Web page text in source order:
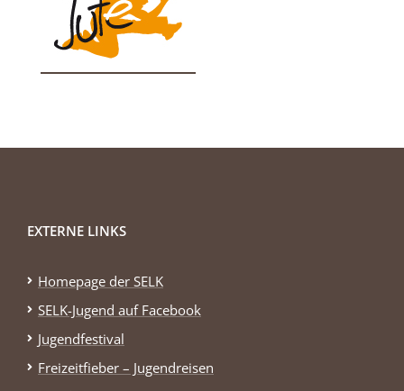
EXTERNE LINKS
Homepage der SELK
SELK-Jugend auf Facebook
Jugendfestival
Freizeitfieber – Jugendreisen